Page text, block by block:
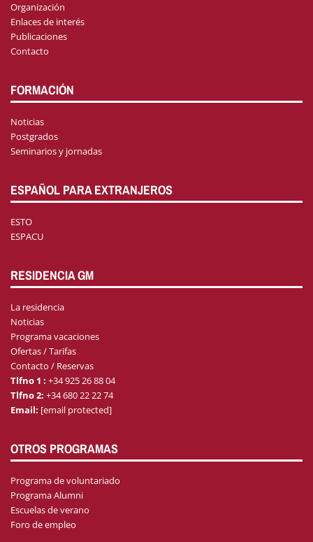
Organización
Enlaces de interés
Publicaciones
Contacto
FORMACIÓN
Noticias
Postgrados
Seminarios y jornadas
ESPAÑOL PARA EXTRANJEROS
ESTO
ESPACU
RESIDENCIA GM
La residencia
Noticias
Programa vacaciones
Ofertas / Tarifas
Contacto / Reservas
Tlfno 1 : +34 925 26 88 04
Tlfno 2: +34 680 22 22 74
Email: [email protected]
OTROS PROGRAMAS
Programa de voluntariado
Programa Alumni
Escuelas de verano
Foro de empleo